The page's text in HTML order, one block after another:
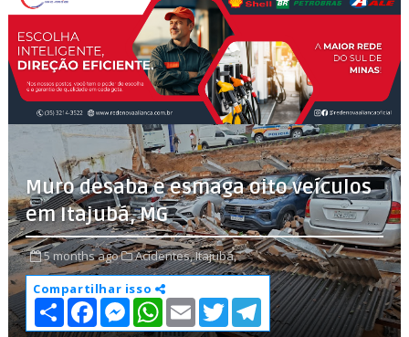
Muro desaba e esmaga oito veículos
em Itajubá, MG
5 months ago Acidentes,Itajubá,
Compartilhar isso
S
h
F
M
e
W
h
E
m
T
w
T